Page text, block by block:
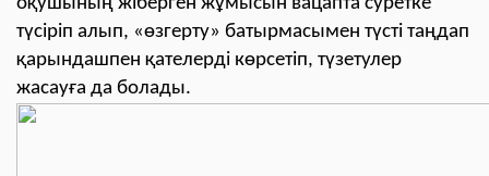
түсіріп алып, «өзгерту» батырмасымен түсті таңдап
қарындашпен қателерді көрсетіп, түзетулер
жасауға да болады.